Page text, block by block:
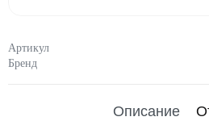
Артикул
Бренд
Описание